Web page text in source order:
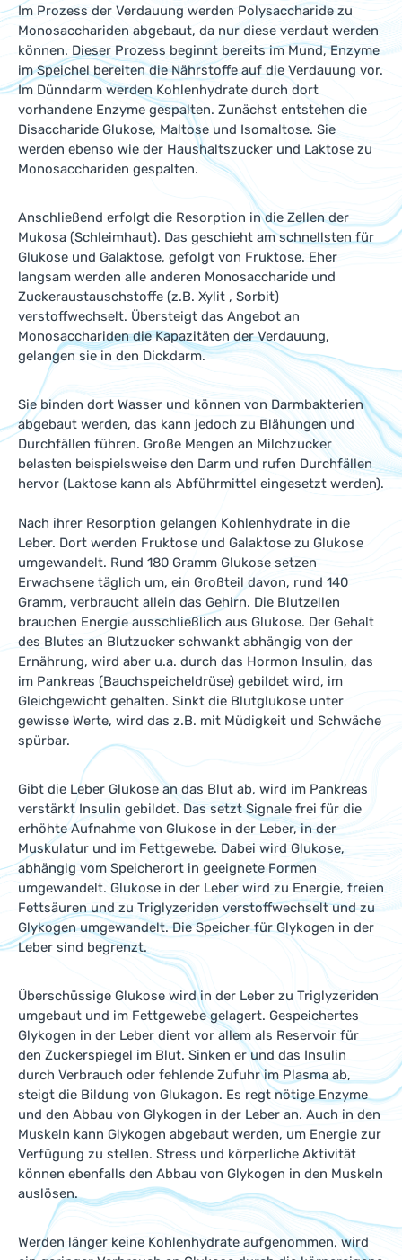
Im Prozess der Verdauung werden Polysaccharide zu
Monosacchariden abgebaut, da nur diese verdaut werden
können. Dieser Prozess beginnt bereits im Mund, Enzyme
im Speichel bereiten die Nährstoffe auf die Verdauung vor.
Im Dünndarm werden Kohlenhydrate durch dort
vorhandene Enzyme gespalten. Zunächst entstehen die
Disaccharide Glukose, Maltose und Isomaltose. Sie
werden ebenso wie der Haushaltszucker und Laktose zu
Monosacchariden gespalten.
Anschließend erfolgt die Resorption in die Zellen der
Mukosa (Schleimhaut). Das geschieht am schnellsten für
Glukose und Galaktose, gefolgt von Fruktose. Eher
langsam werden alle anderen Monosaccharide und
Zuckeraustauschstoffe (z.B. Xylit , Sorbit)
verstoffwechselt. Übersteigt das Angebot an
Monosacchariden die Kapazitäten der Verdauung,
gelangen sie in den Dickdarm.
Sie binden dort Wasser und können von Darmbakterien
abgebaut werden, das kann jedoch zu Blähungen und
Durchfällen führen. Große Mengen an Milchzucker
belasten beispielsweise den Darm und rufen Durchfällen
hervor (Laktose kann als Abführmittel eingesetzt werden).
Nach ihrer Resorption gelangen Kohlenhydrate in die
Leber. Dort werden Fruktose und Galaktose zu Glukose
umgewandelt. Rund 180 Gramm Glukose setzen
Erwachsene täglich um, ein Großteil davon, rund 140
Gramm, verbraucht allein das Gehirn. Die Blutzellen
brauchen Energie ausschließlich aus Glukose. Der Gehalt
des Blutes an Blutzucker schwankt abhängig von der
Ernährung, wird aber u.a. durch das Hormon Insulin, das
im Pankreas (Bauchspeicheldrüse) gebildet wird, im
Gleichgewicht gehalten. Sinkt die Blutglukose unter
gewisse Werte, wird das z.B. mit Müdigkeit und Schwäche
spürbar.
Gibt die Leber Glukose an das Blut ab, wird im Pankreas
verstärkt Insulin gebildet. Das setzt Signale frei für die
erhöhte Aufnahme von Glukose in der Leber, in der
Muskulatur und im Fettgewebe. Dabei wird Glukose,
abhängig vom Speicherort in geeignete Formen
umgewandelt. Glukose in der Leber wird zu Energie, freien
Fettsäuren und zu Triglyzeriden verstoffwechselt und zu
Glykogen umgewandelt. Die Speicher für Glykogen in der
Leber sind begrenzt.
Überschüssige Glukose wird in der Leber zu Triglyzeriden
umgebaut und im Fettgewebe gelagert. Gespeichertes
Glykogen in der Leber dient vor allem als Reservoir für
den Zuckerspiegel im Blut. Sinken er und das Insulin
durch Verbrauch oder fehlende Zufuhr im Plasma ab,
steigt die Bildung von Glukagon. Es regt nötige Enzyme
und den Abbau von Glykogen in der Leber an. Auch in den
Muskeln kann Glykogen abgebaut werden, um Energie zur
Verfügung zu stellen. Stress und körperliche Aktivität
können ebenfalls den Abbau von Glykogen in den Muskeln
auslösen.
Werden länger keine Kohlenhydrate aufgenommen, wird